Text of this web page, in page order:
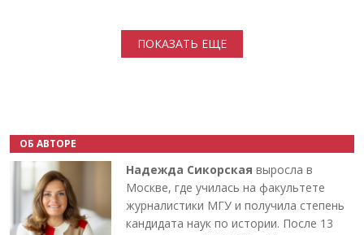
ПОКАЗАТЬ ЕЩЕ
ОБ АВТОРЕ
Надежда Сикорская выросла в
Москве, где училась на факультете
журналистики МГУ и получила степень
кандидата наук по истории. После 13